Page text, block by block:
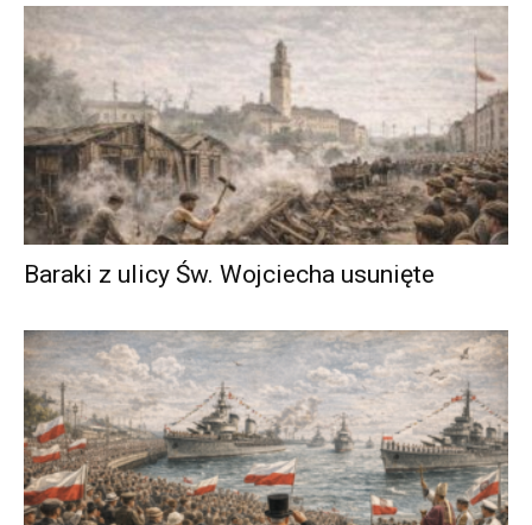
Baraki z ulicy Św. Wojciecha usunięte